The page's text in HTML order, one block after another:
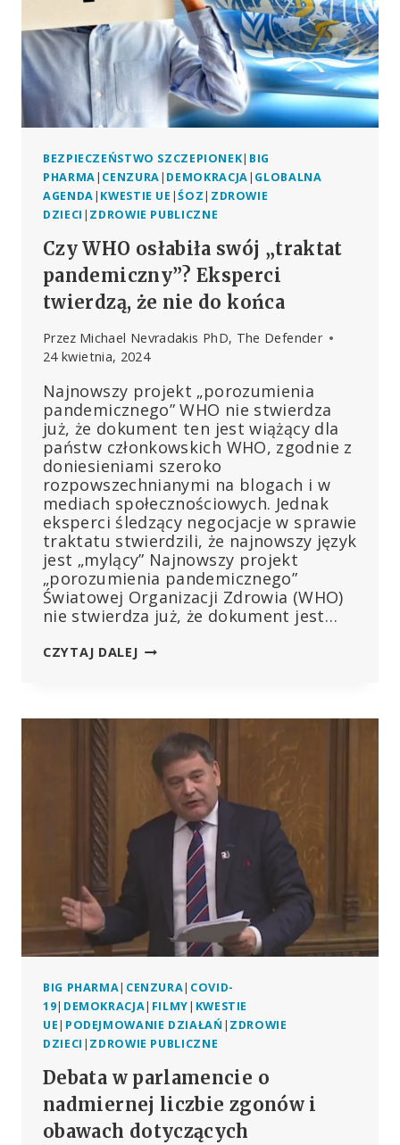
CHEMIOTERAPIĘ:
DOKUMENT
BROWN
UNIVERSITY
PREPRINT
BEZPIECZEŃSTWO SZCZEPIONEK| BIG
PHARMA| CENZURA| DEMOKRACJA| GLOBALNA
AGENDA| KWESTIE UE |ŚOZ| ZDROWIE
DZIECI | ZDROWIE PUBLICZNE
Czy WHO osłabiła swój „traktat
pandemiczny”? Eksperci
twierdzą, że nie do końca
Przez Michael Nevradakis PhD, The Defender
24 kwietnia, 2024
Najnowszy projekt „porozumienia
pandemicznego” WHO nie stwierdza
już, że dokument ten jest wiążący dla
państw członkowskich WHO, zgodnie z
doniesieniami szeroko
rozpowszechnianymi na blogach i w
mediach społecznościowych. Jednak
eksperci śledzący negocjacje w sprawie
traktatu stwierdzili, że najnowszy język
jest „mylący” Najnowszy projekt
„porozumienia pandemicznego”
Światowej Organizacji Zdrowia (WHO)
nie stwierdza już, że dokument jest…
CZYTAJ DALEJCZY
PANDEMICZNY”?
EKSPERCI
TWIERDZĄ,
NIE
KOŃCA
BIG PHARMA| CENZURA| COVID-
19| DEMOKRACJA| FILMY| KWESTIE
UE| PODEJMOWANIE DZIAŁAŃ| ZDROWIE
DZIECI | ZDROWIE PUBLICZNE
Debata w parlamencie o
nadmiernej liczbie zgonów i
obawach dotyczących